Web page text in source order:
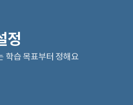
정
학습 목표부터 정해요